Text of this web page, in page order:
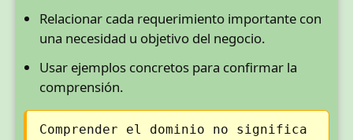
Relacionar cada requerimiento importante con
una necesidad u objetivo del negocio.
Usar ejemplos concretos para confirmar la
comprensión.
Comprender el dominio no significa